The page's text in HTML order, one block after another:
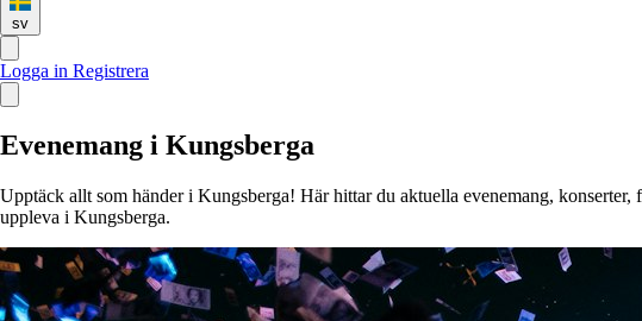
sv
Logga in Registrera
Evenemang i Kungsberga
Upptäck allt som händer i Kungsberga! Här hittar du aktuella evenemang,
uppleva i Kungsberga.